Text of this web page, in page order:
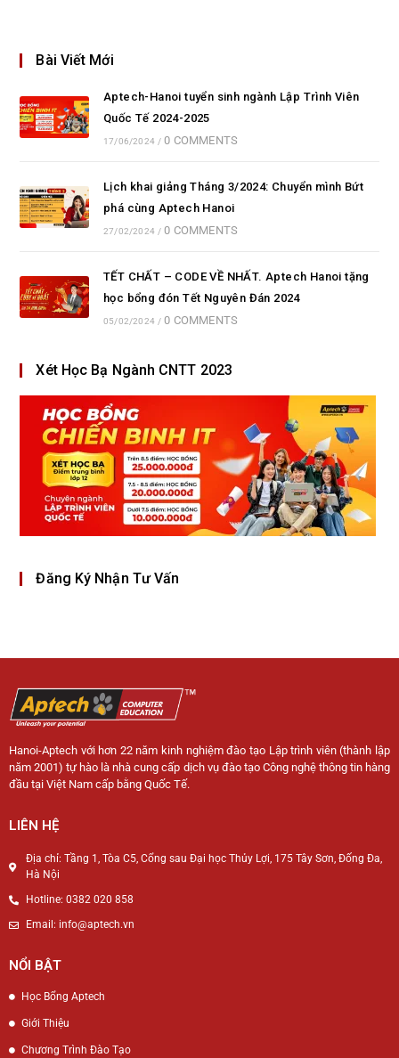
Bài Viết Mới
Aptech-Hanoi tuyển sinh ngành Lập Trình Viên
Quốc Tế 2024-2025
17/06/2024 / 0 COMMENTS
Lịch khai giảng Tháng 3/2024: Chuyển mình Bứt
phá cùng Aptech Hanoi
27/02/2024 / 0 COMMENTS
TẾT CHẤT – CODE VỀ NHẤT. Aptech Hanoi tặng
học bổng đón Tết Nguyên Đán 2024
05/02/2024 / 0 COMMENTS
Xét Học Bạ Ngành CNTT 2023
Đăng Ký Nhận Tư Vấn
Hanoi-Aptech với hơn 22 năm kinh nghiệm đào tạo Lập trình viên (thành lập
năm 2001) tự hào là nhà cung cấp dịch vụ đào tạo Công nghệ thông tin hàng
đầu tại Việt Nam cấp bằng Quốc Tế.
LIÊN HỆ
Địa chỉ: Tầng 1, Tòa C5, Cổng sau Đại học Thủy Lợi, 175 Tây Sơn, Đống Đa,
Hà Nội
Hotline: 0382 020 858
Email: info@aptech.vn
NỔI BẬT
Học Bổng Aptech
Giới Thiệu
Chương Trình Đào Tạo